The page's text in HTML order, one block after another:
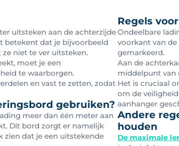
uitsteken aan de achterzijde
betekent dat je bijvoorbeeld
niet te ver uitsteken.
moet je een
te waarborgen.
en vast te zetten, zodat
gebruiken?
meer dan één meter aan
Dit bord zorgt er namelijk
zien dat je een uitstekende
Regels
Ondeelbare
voorkant van
gemarkeerd.
Aan de
middelpunt van
Het is cruciaal
om de
aanhanger
Andere
houden
De maximale